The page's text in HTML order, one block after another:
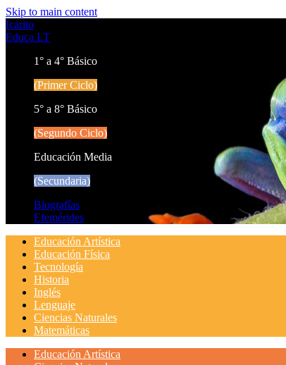
Skip to main content
Icarito
Educa LT
1° a 4° Básico
(Primer Ciclo)
5° a 8° Básico
(Segundo Ciclo)
Educación Media
(Secundaria)
Biografías
Efemérides
Educación Artística
Educación Física
Tecnología
Historia
Inglés
Lenguaje
Ciencias Naturales
Matemáticas
Educación Artística